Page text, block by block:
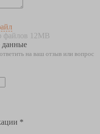
файлов 12MB
данные
на ваш отзыв или вопрос
*